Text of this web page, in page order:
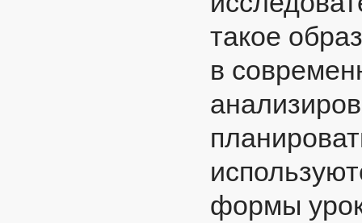
такое
в
формы